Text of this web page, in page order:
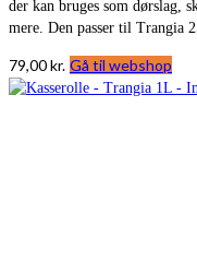
der kan bruges som dørslag,
mere. Den passer til Trangia
79,00kr. Gå til webshop